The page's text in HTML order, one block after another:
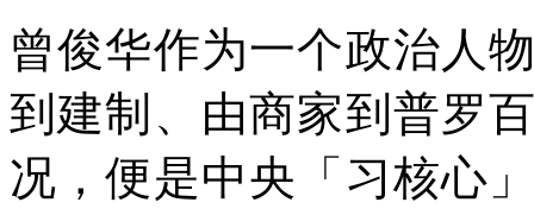
曾俊华作为一个政治人
到建制、由商家到普罗
况，便是中央「习核心